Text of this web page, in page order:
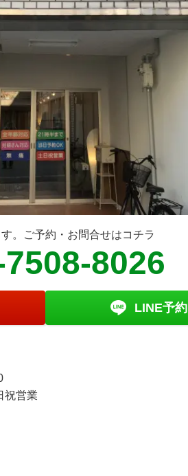
。ご予約・お問合せはコチラ
8026
LINE予約
営業